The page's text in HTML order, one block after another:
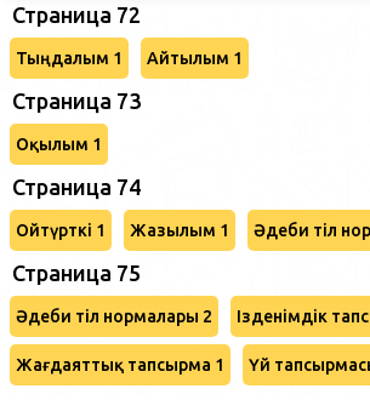
Страница 72
Тыңдалым 1 Айтылым 1
Страница 73
Оқылым 1
Страница 74
Ойтүрткі 1 Жазылым 1 Әдеби тіл
Страница 75
Әдеби тіл нормалары 2 Ізденімдік
Жағдаяттық тапсырма 1 Үй